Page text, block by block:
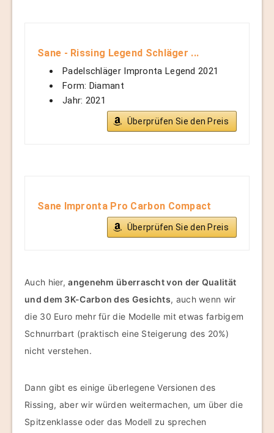
Sane - Rissing Legend Schläger ...
Padelschläger Impronta Legend 2021
Form: Diamant
Jahr: 2021
Überprüfen Sie den Preis
Sane Impronta Pro Carbon Compact
Überprüfen Sie den Preis
Auch hier,angenehm überrascht von der Qualität
und dem 3K-Carbon des Gesichts, auch wenn wir
die 30 Euro mehr für die Modelle mit etwas farbigem
Schnurrbart (praktisch eine Steigerung des 20%)
nicht verstehen.
Dann gibt es einige überlegene Versionen des
Rissing, aber wir würden weitermachen, um über die
Spitzenklasse oder das Modell zu sprechen